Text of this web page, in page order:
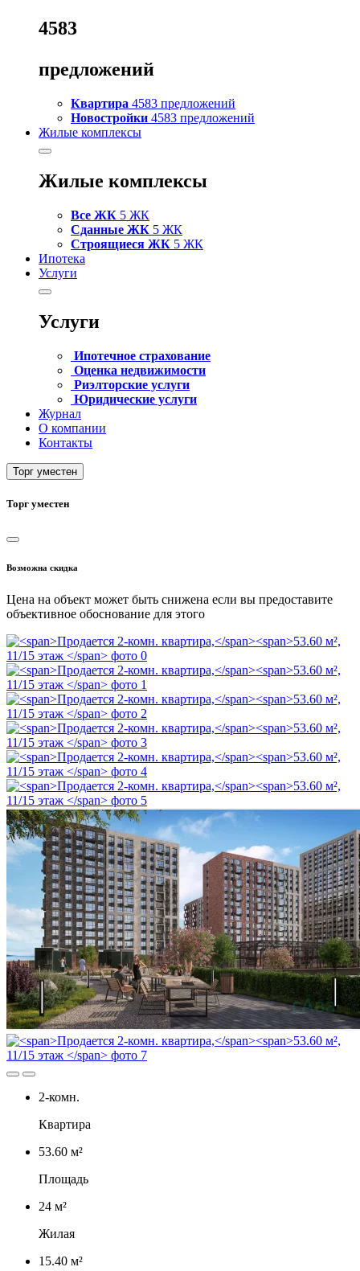
4583
предложений
Квартира 4583 предложений
Новостройки 4583 предложений
Жилые комплексы
Жилые комплексы
Все ЖК 5 ЖК
Сданные ЖК 5 ЖК
Строящиеся ЖК 5 ЖК
Ипотека
Услуги
Услуги
Ипотечное страхование
Оценка недвижимости
Риэлторские услуги
Юридические услуги
Журнал
О компании
Контакты
Торг уместен
Торг уместен
Возможна скидка
Цена на объект может быть снижена если вы предоставите
объективное обоснование для этого
2-комн.
Квартира
53.60 м²
Площадь
24 м²
Жилая
15.40 м²